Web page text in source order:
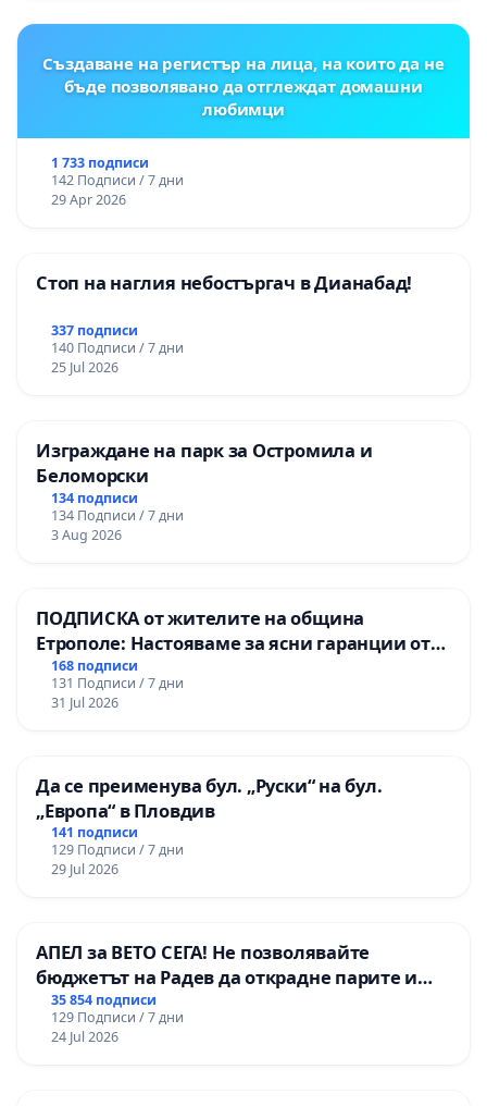
Създаване на регистър на лица, на които да не
бъде позволявано да отглеждат домашни
любимци
1 733 подписи
142 Подписи / 7 дни
29 Apr 2026
Стоп на наглия небостъргач в Дианабад!
337 подписи
140 Подписи / 7 дни
25 Jul 2026
Изграждане на парк за Остромила и
Беломорски
134 подписи
134 Подписи / 7 дни
3 Aug 2026
ПОДПИСКА от жителите на община
Етрополе: Настояваме за ясни гаранции от
“Елаците-МЕД” АД и от държавата, че ще се
изпълнят всички екологични норми!
168 подписи
131 Подписи / 7 дни
31 Jul 2026
Да се преименува бул. „Руски“ на бул.
„Европа“ в Пловдив
141 подписи
129 Подписи / 7 дни
29 Jul 2026
АПЕЛ за ВЕТО СЕГА! Не позволявайте
бюджетът на Радев да открадне парите и
правата ни в тъмното
35 854 подписи
129 Подписи / 7 дни
24 Jul 2026